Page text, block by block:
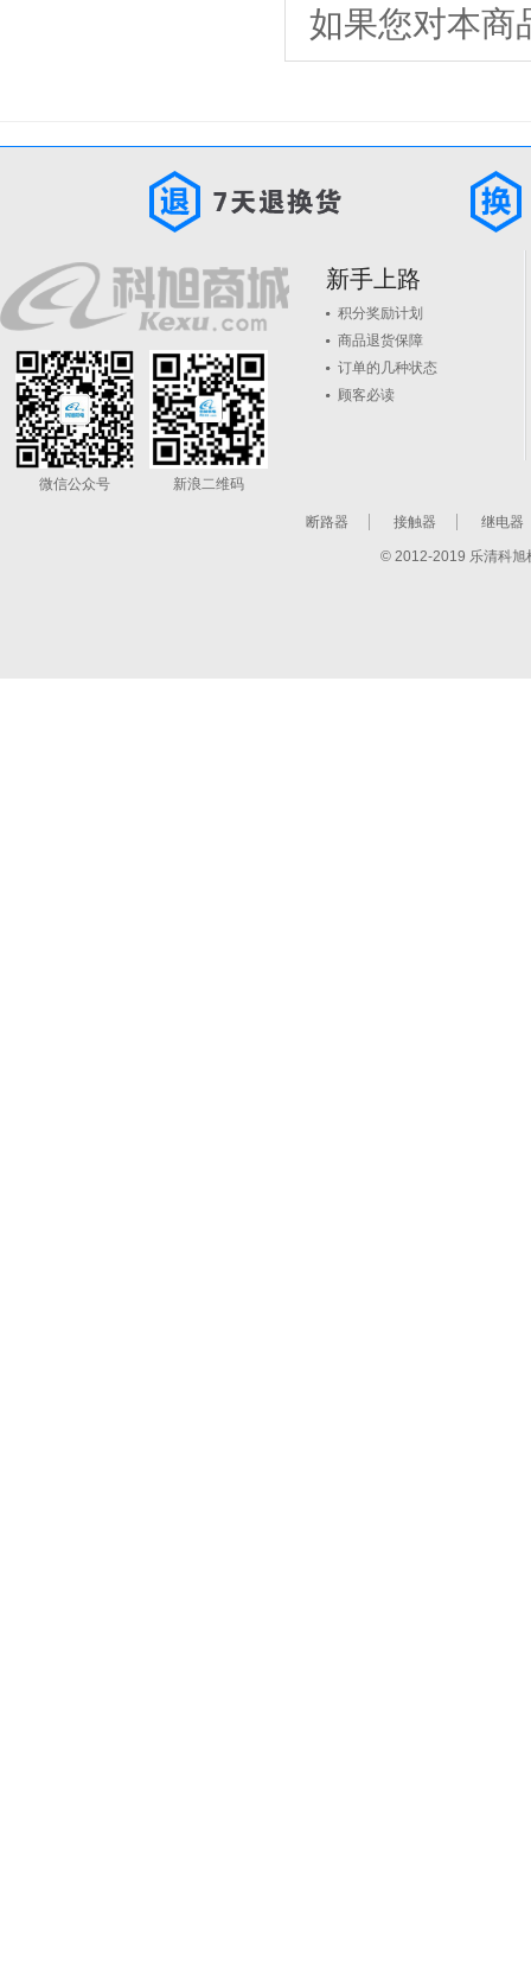
如果您对本商
微信公众号 新浪二维码
新手上路
积分奖励计划
商品退货保障
订单的几种状态
顾客必读
断路器 接触器 继电器
© 2012-2019 乐清科旭